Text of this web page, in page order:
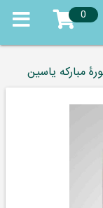
0
مبارکه یاسین